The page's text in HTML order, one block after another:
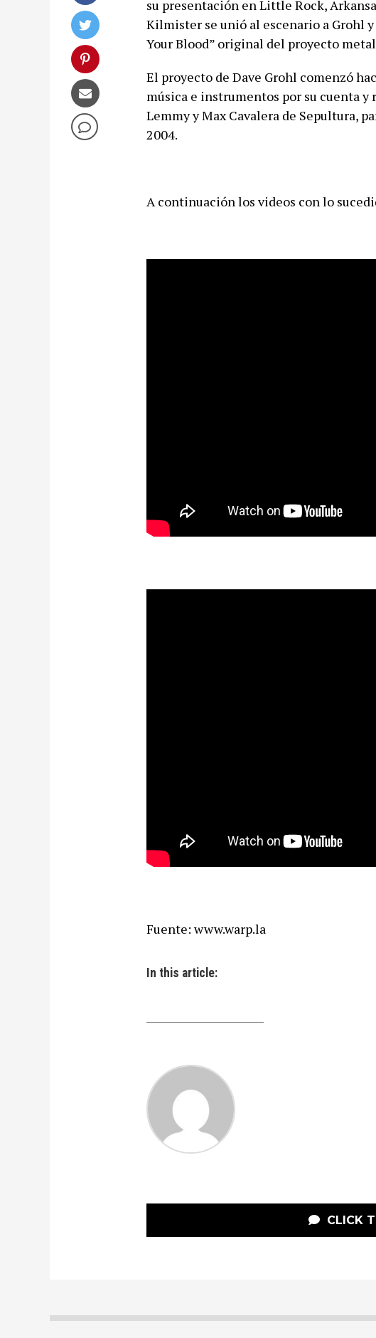
su presentación en Little Rock,
Kilmister se unió al escenario a Grohl
Your Blood” original del proyecto
El proyecto de Dave Grohl comenzó
música e instrumentos por su cuenta
Lemmy y Max Cavalera de Sepultura,
2004.
A continuación los videos con lo
Fuente: www.warp.la
In this article:
CLICK